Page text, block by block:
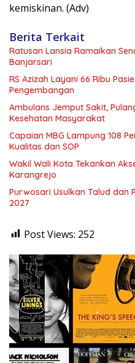
kemiskinan. (Adv)
Berita Terkait
Ratusan Lansia Ramaikan
Banjarsari
RS Azizah Layani 66 Ribu
Pengembangan
Ambulans Jemput Sakit,
Kesehatan Masyarakat
Capaian MBG Lampung 108
Kualitas dan SOP
Wakil Wali Kota Tekankan
Karangrejo
Purwosari Usulkan Talud dan
2027
Post Views: 252